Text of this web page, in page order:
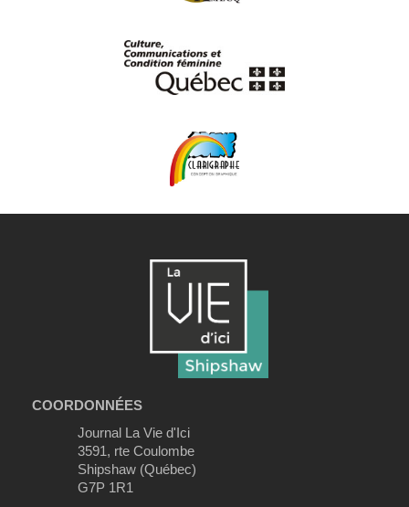
COORDONNÉES
Journal La Vie d'Ici
3591, rte Coulombe
Shipshaw (Québec)
G7P 1R1